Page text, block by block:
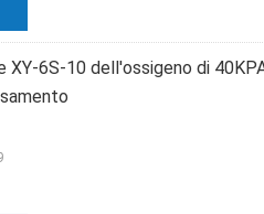
XY-6S-10 dell'ossigeno di